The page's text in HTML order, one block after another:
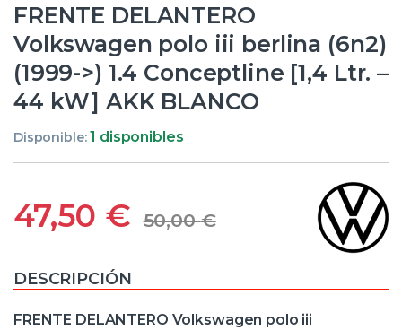
FRENTE DELANTERO
Volkswagen polo iii berlina (6n2)
(1999->) 1.4 Conceptline [1,4 Ltr. –
44 kW] AKK BLANCO
Disponible:1 disponibles
47,50 € 50,00€
DESCRIPCIÓN
FRENTE DELANTERO Volkswagen polo iii